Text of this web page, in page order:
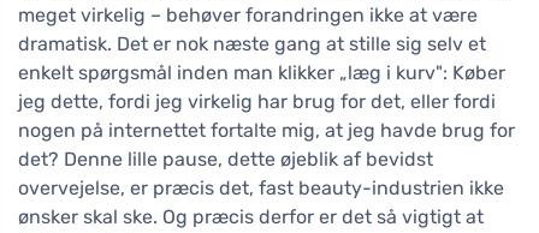
meget virkelig – behøver forandringen ikke at være
dramatisk. Det er nok næste gang at stille sig selv et
enkelt spørgsmål inden man klikker „læg i kurv": Køber
jeg dette, fordi jeg virkelig har brug for det, eller fordi
nogen på internettet fortalte mig, at jeg havde brug for
det? Denne lille pause, dette øjeblik af bevidst
overvejelse, er præcis det, fast beauty-industrien ikke
ønsker skal ske. Og præcis derfor er det så vigtigt at